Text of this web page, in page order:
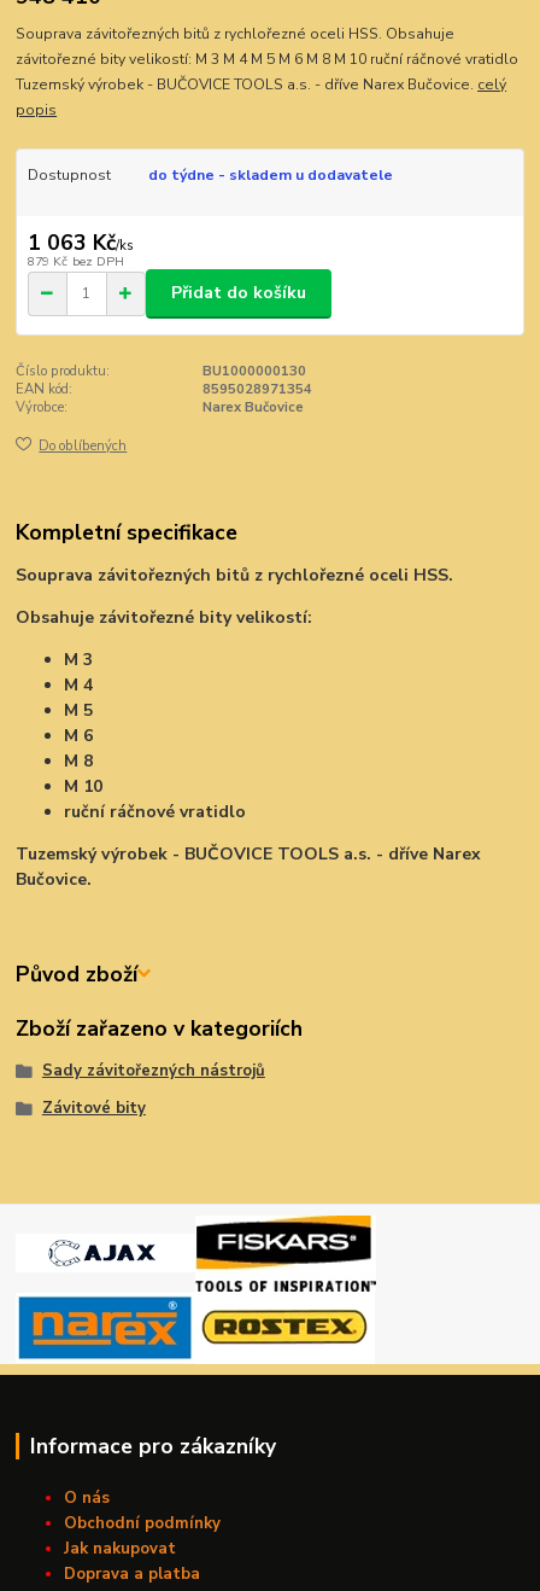
Souprava závitořezných bitů z rychlořezné oceli HSS. Obsahuje
závitořezné bity velikostí: M 3 M 4 M 5 M 6 M 8 M 10 ruční ráčnové vratidlo
Tuzemský výrobek - BUČOVICE TOOLS a.s. - dříve Narex Bučovice. celý
popis
Dostupnost do týdne - skladem u dodavatele
1 063 Kč/ks
879 Kč bez DPH
Přidat do košíku
Číslo produktu:
BU1000000130
EAN kód:
8595028971354
Výrobce:
Narex Bučovice
Do oblíbených
Kompletní specifikace
Souprava závitořezných bitů z rychlořezné oceli HSS.
Obsahuje závitořezné bity velikostí:
M 3
M 4
M 5
M 6
M 8
M 10
ruční ráčnové vratidlo
Tuzemský výrobek - BUČOVICE TOOLS a.s. - dříve Narex
Bučovice.
Původ zboží
Zboží zařazeno v kategoriích
Sady závitořezných nástrojů
Závitové bity
Informace pro zákazníky
O nás
Obchodní podmínky
Jak nakupovat
Doprava a platba